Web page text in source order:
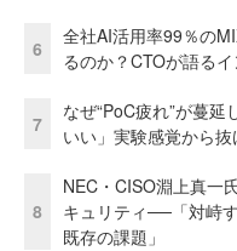
6
全社AI活用率99％の
るのか？CTOが語る
7
なぜ“PoC疲れ”が蔓
いい」実験感覚から
8
NEC・CISO淵上真一
キュリティ──「対峙
既存の課題」